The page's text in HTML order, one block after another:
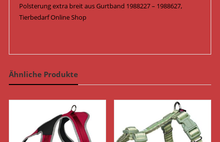
Polsterung extra breit aus Gurtband 1988227 – 1988627,
Tierbedarf Online Shop
Ähnliche Produkte